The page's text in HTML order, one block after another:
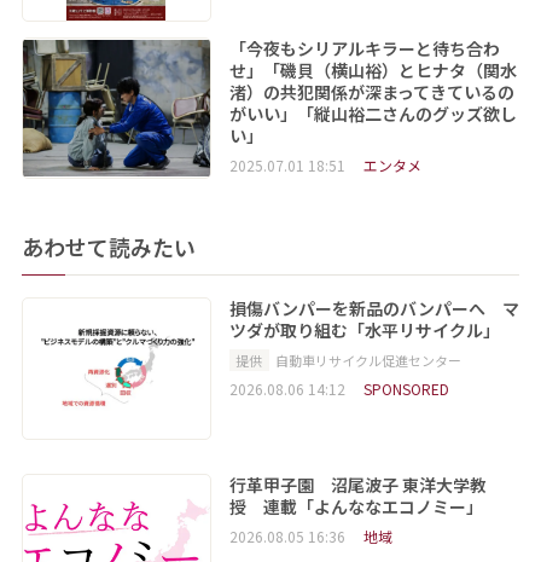
「今夜もシリアルキラーと待ち合わ
せ」「磯貝（横山裕）とヒナタ（関水
渚）の共犯関係が深まってきているの
がいい」「縦山裕二さんのグッズ欲し
い」
2025.07.01 18:51 エンタメ
あわせて読みたい
損傷バンパーを新品のバンパーへ マ
ツダが取り組む「水平リサイクル」
提供 自動車リサイクル促進センター
2026.08.06 14:12 SPONSORED
行革甲子園 沼尾波子 東洋大学教
授 連載「よんななエコノミー」
2026.08.05 16:36 地域